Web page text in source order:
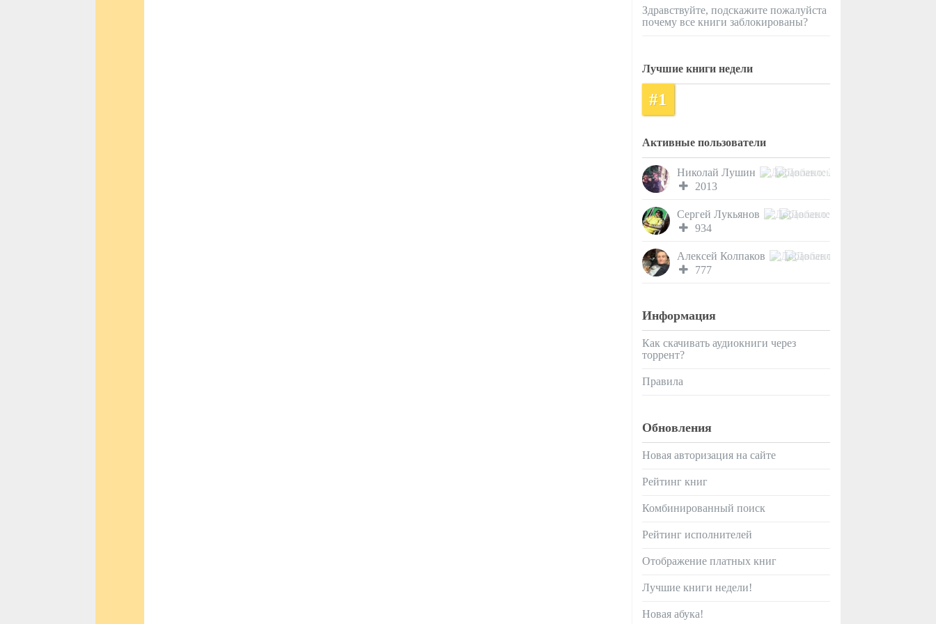
Здравствуйте, подскажите пожалуйста
почему все книги заблокированы?
Лучшие книги недели
#1
Активные пользователи
Николай Лушин
2013
Сергей Лукьянов
934
Алексей Колпаков
777
Информация
Как скачивать аудиокниги через
торрент?
Правила
Обновления
Новая авторизация на сайте
Рейтинг книг
Комбинированный поиск
Рейтинг исполнителей
Отображение платных книг
Лучшие книги недели!
Новая абука!